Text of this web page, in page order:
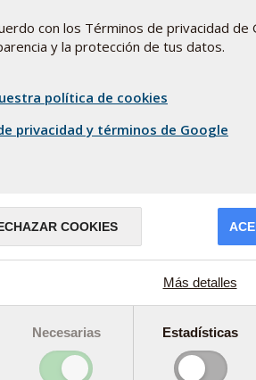
no se eliminará. El incicio
haciendo clic en el botón “¿Olvidaste
Nord en lugar de Facebook o
o cumplimentando el formulario de
con los Términos de privacidad de
y la protección de tus datos.
política de cookies
privacidad y términos de Google
COOKIES
Más detalles
Necesarias Estadísticas